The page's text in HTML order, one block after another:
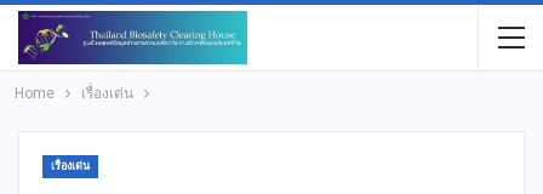
Home เรื่องเด่น
เรื่องเด่น